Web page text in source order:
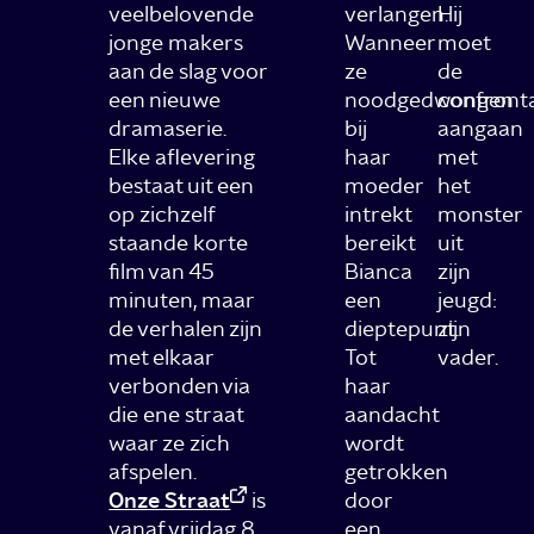
veelbelovende
jonge makers
aan de slag voor
een nieuwe
dramaserie.
Elke aflevering
bestaat uit een
op zichzelf
staande korte
film van 45
minuten, maar
de verhalen zijn
met elkaar
verbonden via
die ene straat
waar ze zich
afspelen.
Onze Straat
is
vanaf vrijdag 8
verlangen.
Wanneer
ze
noodgedwongen
bij
haar
moeder
intrekt
bereikt
Bianca
een
dieptepunt.
Tot
haar
aandacht
wordt
getrokken
door
een
Hij
moet
de
aangaan
met
het
monster
uit
zijn
jeugd:
zijn
vader.